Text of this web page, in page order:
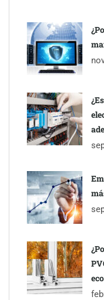
colaboración para
ayuntamientos
Última llamada: los